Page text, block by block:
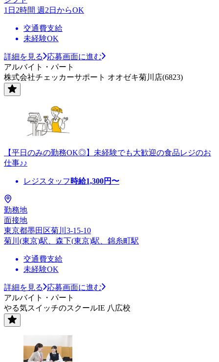
1日2時間 週2日からOK
交通費支給
未経験OK
詳細を見る
応募画面に進む
アルバイト・パート
株式会社チェッカーサポート オオゼキ菊川店(6823)
【平日のみの勤務OK◎】未経験でも大歓迎の食品レジのお
仕事♪♪
レジスタッフ 時給1,300円〜
勤務地
面接地
東京都墨田区菊川3-15-10
菊川(東京)駅、森下(東京)駅、錦糸町駅
交通費支給
未経験OK
詳細を見る
応募画面に進む
アルバイト・パート
やる気スイッチのスクールIE 八広校